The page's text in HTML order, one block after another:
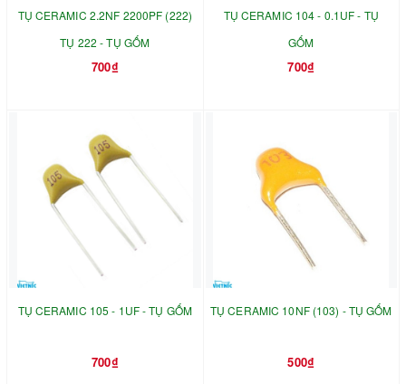
TỤ CERAMIC 2.2NF 2200PF (222)
TỤ 222 - TỤ GỐM
700₫
TỤ CERAMIC 104 - 0.1UF - TỤ
GỐM
700₫
TỤ CERAMIC 105 - 1UF - TỤ GỐM
700₫
TỤ CERAMIC 10NF (103) - TỤ GỐM
500₫